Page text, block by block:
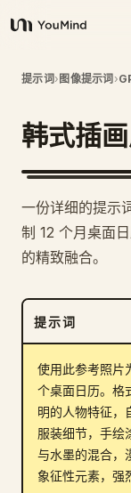
YouMind
概览
使用案例
提示词
定价
下载
博客
更新
提示词› 图像提示词 ›
韩式插
一份详细的提示
制 12 个月桌面
的精致融合。
提示词
使用此参考照片
个桌面日历。格
明的人物特征，
服装细节，手绘
与水墨的混合，
象征性元素，强